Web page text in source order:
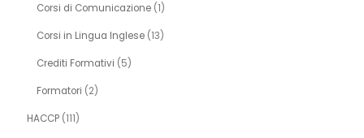
Corsi di Comunicazione (1)
Corsi in Lingua Inglese (13)
Crediti Formativi (5)
Formatori (2)
HACCP (111)